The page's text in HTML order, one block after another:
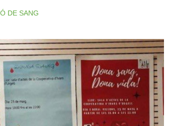
DE SANG